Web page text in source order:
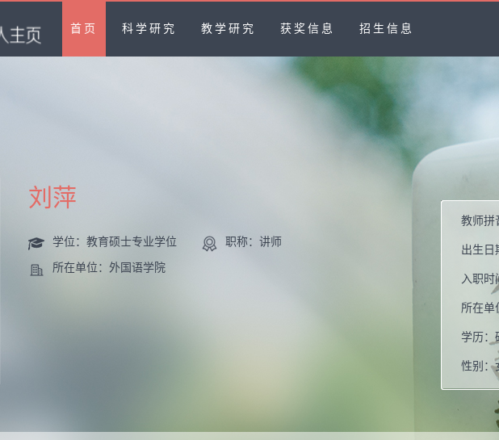
首页 科学研究 教学研究 获奖信息 招生信息
刘萍
学位：教育硕士专业学位 职称：讲师
所在单位：外国语学院
教师拼
出生日
入职时
所在单
学历：
性别：